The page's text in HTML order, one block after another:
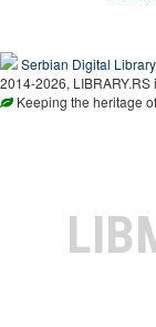
Serbian Digital Library
2014-2026,
Keeping the heritage